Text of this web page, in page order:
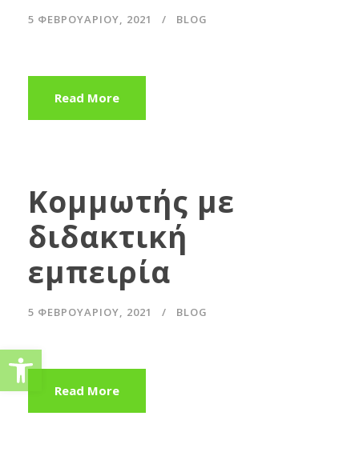
5 ΦΕΒΡΟΥΑΡΊΟΥ, 2021 BLOG
Read More
Κομμωτής με
διδακτική
εμπειρία
5 ΦΕΒΡΟΥΑΡΊΟΥ, 2021 BLOG
Read More
Ανοίξτε τη γραμμή